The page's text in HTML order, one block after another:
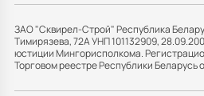
ЗАО "Сквирел-Строй" Республика
Тимирязева, 72А УНП 101132909,
юстиции Мингорисполкома.
Торговом реестре Республики Беларусь